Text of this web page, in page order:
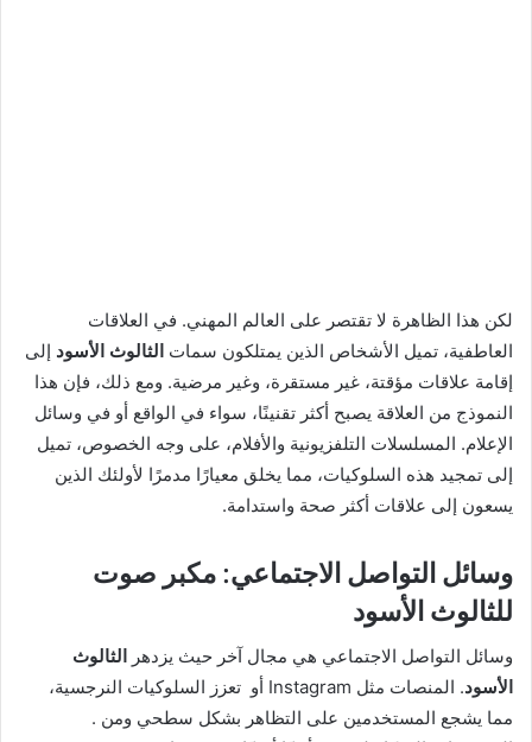
لكن هذا الظاهرة لا تقتصر على العالم المهني. في العلاقات
العاطفية، تميل الأشخاص الذين يمتلكون سمات الثالوث الأسود إلى
إقامة علاقات مؤقتة، غير مستقرة، وغير مرضية. ومع ذلك، فإن هذا
النموذج من العلاقة يصبح أكثر تقنينًا، سواء في الواقع أو في وسائل
الإعلام. المسلسلات التلفزيونية والأفلام، على وجه الخصوص، تميل
إلى تمجيد هذه السلوكيات، مما يخلق معيارًا مدمرًا لأولئك الذين
يسعون إلى علاقات أكثر صحة واستدامة.
وسائل التواصل الاجتماعي: مكبر صوت
للثالوث الأسود
وسائل التواصل الاجتماعي هي مجال آخر حيث يزدهر الثالوث
الأسود
. المنصات مثل Instagram أو تعزز السلوكيات النرجسية،
مما يشجع المستخدمين على التظاهر بشكل سطحي ومن .